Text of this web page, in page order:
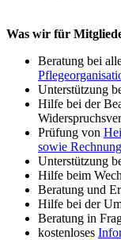
Was wir für
Beratung bei
Unterstützung
Hilfe bei der
Prüfung von
sowie
Unterstützung
Hilfe beim
Beratung und
Hilfe bei der
Beratung in
kostenloses